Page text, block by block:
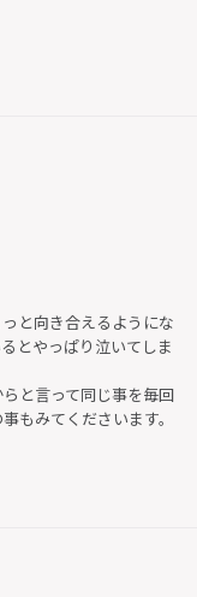
と向き合えるようにな
とやっぱり泣いてしま
と言って同じ事を毎回
もみてくださいます。